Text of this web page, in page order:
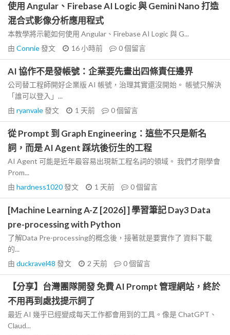
使用 Angular、Firebase AI Logic 與 Gemini Nano 打造
混合式影像分析應用程式
本教學將示範如何使用 Angular、Firebase AI Logic 與 G...
由 Connie發文 16 小時前 0個留言
AI 協作不是發帳號：企業要先畫出四條責任邊界
公司替工程師開好企業版 AI 帳號，治理其實還沒開始。 帳號只解決
「誰可以登入」...
由 ryanvale發文 1 天前 0個留言
從 Prompt 到 Graph Engineering：這些不只是新名
詞，而是 AI Agent 踩坑後衍生的工程
AI Agent 可能是近年最容易出現新工程名詞的領域。 我們才剛學會
Prom...
由 hardness1020發文 1 天前 0個留言
[Machine Learning A-Z [2026] ] 學習筆記 Day3 Data
pre-processing with Python
了解Data Pre-processing的概念後，接著就是要實作了 資料下載
的...
由 duckravel48 發文 2 天前 0個留言
【分享】台灣團隊開發 免費 AI Prompt 管理網站，終於
不用再到處找提示詞了
最近 AI 幾乎已經變成每天工作都會用到的工具。像是 ChatGPT、
Claud...